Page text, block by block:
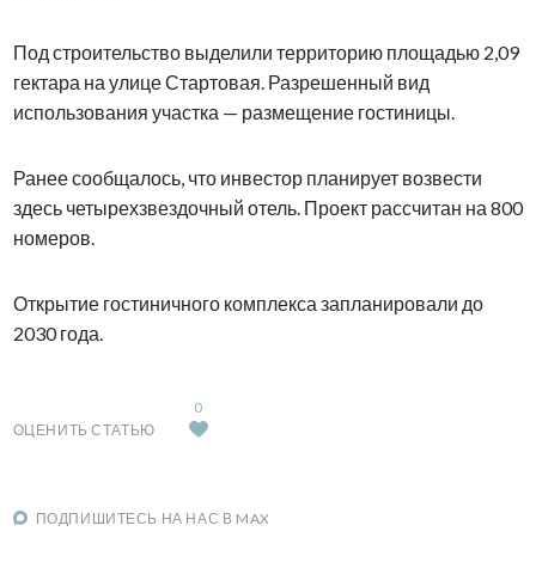
Под строительство выделили территорию площадью 2,09
гектара на улице Стартовая. Разрешенный вид
использования участка — размещение гостиницы.
Ранее сообщалось, что инвестор планирует возвести
здесь четырехзвездочный отель. Проект рассчитан на 800
номеров.
Открытие гостиничного комплекса запланировали до
2030 года.
ОЦЕНИТЬ СТАТЬЮ
0
ПОДПИШИТЕСЬ НА НАС В MAX